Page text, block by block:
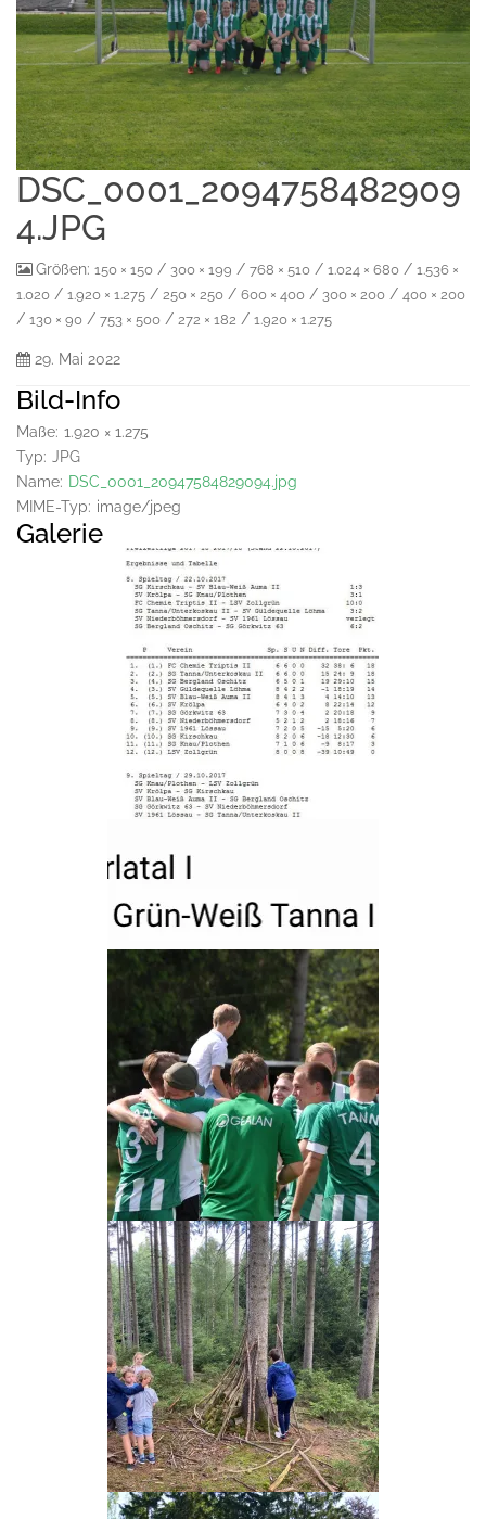
DSC_0001_2094758482909
4.JPG
Größen: 150 × 150 / 300 × 199 / 768 × 510 / 1.024 × 680 / 1.536 ×
1.020 / 1.920 × 1.275 / 250 × 250 / 600 × 400 / 300 × 200 / 400 × 200
/ 130 × 90 / 753 × 500 / 272 × 182 / 1.920 × 1.275
29. Mai 2022
Bild-Info
Maße: 1.920 × 1.275
Typ: JPG
Name: DSC_0001_20947584829094.jpg
MIME-Typ: image/jpeg
Galerie